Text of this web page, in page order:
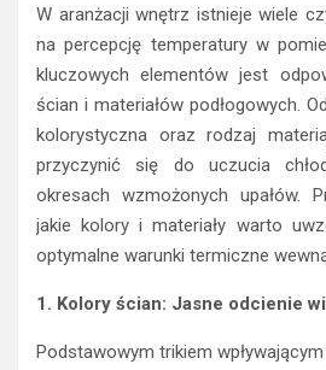
W aranżacji wnętrz istnieje wiele
na percepcję temperatury w
kluczowych elementów jest
ścian i materiałów podłogowych.
kolorystyczna oraz rodzaj
przyczynić się do uczucia
okresach wzmożonych upałów.
jakie kolory i materiały warto
optymalne warunki termiczne
1. Kolory ścian: Jasne odcienie
Podstawowym trikiem